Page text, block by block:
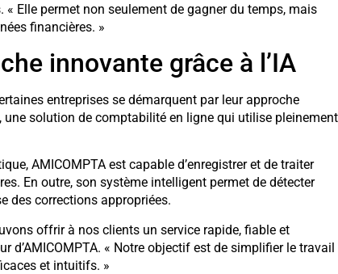
Elle permet non seulement de gagner du temps, mais
financières. »
innovante grâce à l’IA
entreprises se démarquent par leur approche
une solution de comptabilité en ligne qui utilise pleinement
AMICOMPTA est capable d’enregistrer et de traiter
En outre, son système intelligent permet de détecter
des corrections appropriées.
offrir à nos clients un service rapide, fiable et
d’AMICOMPTA. « Notre objectif est de simplifier le travail
et intuitifs. »